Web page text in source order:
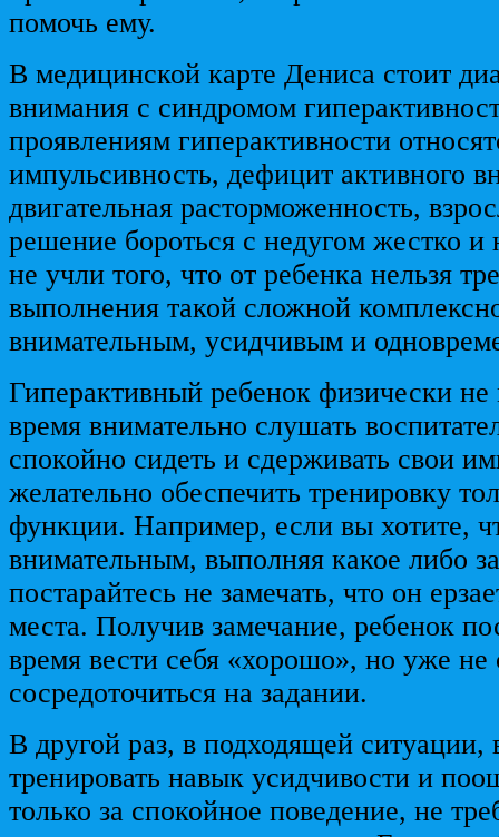
помочь ему.
В медицинской карте Дениса стоит
внимания с синдромом
проявлениям гиперактивности
импульсивность, дефицит активного
двигательная расторможенность,
решение бороться с недугом жестко
не учли того, что от ребенка нельзя
выполнения такой сложной
внимательным, усидчивым и
Гиперактивный ребенок физически не
время внимательно слушать
спокойно сидеть и сдерживать свои
желательно обеспечить тренировку
функции. Например, если вы хотите,
внимательным, выполняя какое либо
постарайтесь не замечать, что он
места. Получив замечание, ребенок
время вести себя «хорошо», но уже не
сосредоточиться на задании.
В другой раз, в подходящей ситуации,
тренировать навык усидчивости и
только за спокойное поведение, не